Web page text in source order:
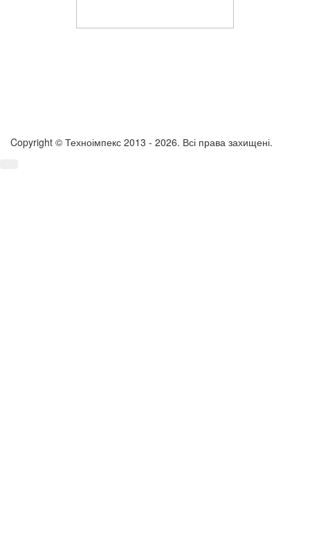
Copyright © Техноімпекс 2013 - 2026. Всі права захищені.